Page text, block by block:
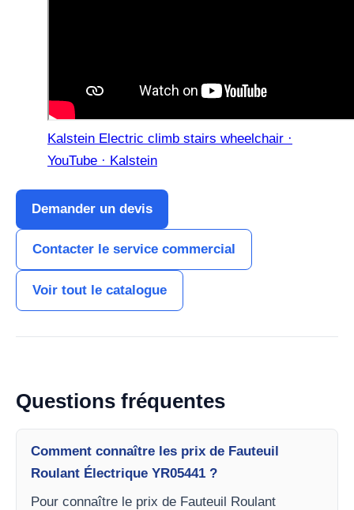
Kalstein Electric climb stairs wheelchair ·
YouTube · Kalstein
Demander un devis
Contacter le service commercial
Voir tout le catalogue
Questions fréquentes
Comment connaître les prix de Fauteuil
Roulant Électrique YR05441 ?
Pour connaître le prix de Fauteuil Roulant